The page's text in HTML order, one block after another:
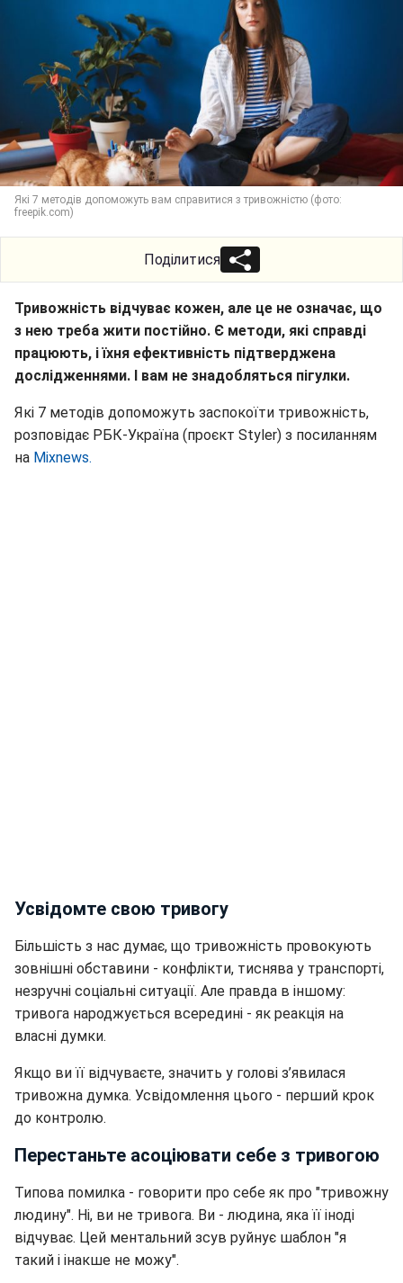
Які 7 методів допоможуть вам справитися з тривожністю (фото:
freepik.com)
Поділитися
Тривожність відчуває кожен, але це не означає, що
з нею треба жити постійно. Є методи, які справді
працюють, і їхня ефективність підтверджена
дослідженнями. І вам не знадобляться пігулки.
Які 7 методів допоможуть заспокоїти тривожність,
розповідає РБК-Україна (проєкт Styler) з посиланням
на Mixnews.
Усвідомте свою тривогу
Більшість з нас думає, що тривожність провокують
зовнішні обставини - конфлікти, тиснява у транспорті,
незручні соціальні ситуації. Але правда в іншому:
тривога народжується всередині - як реакція на
власні думки.
Якщо ви її відчуваєте, значить у голові з’явилася
тривожна думка. Усвідомлення цього - перший крок
до контролю.
Перестаньте асоціювати себе з тривогою
Типова помилка - говорити про себе як про "тривожну
людину". Ні, ви не тривога. Ви - людина, яка її іноді
відчуває. Цей ментальний зсув руйнує шаблон "я
такий і інакше не можу".